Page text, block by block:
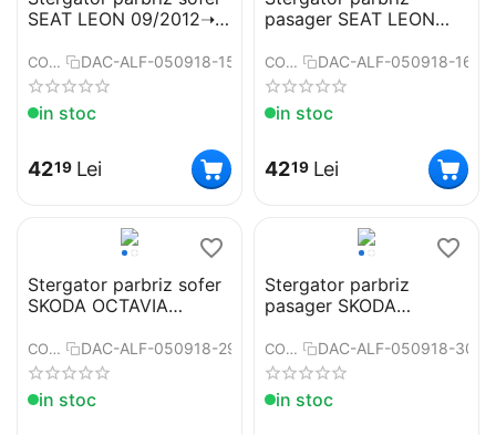
SEAT LEON 09/2012➝
COD: DAC-ALF-050918-15
in stoc
4219 Lei
pasager SEAT LEON
16"COD: DAC-ALF-050918-16
in stoc
4219 Lei
Stergator parbriz sofer
SKODA OCTAVIA
24"COD: DAC-ALF-050918-29
in stoc
Stergator parbriz
pasager SKODA
COD:ART33 19"
COD: DAC-ALF-050918-30
in stoc